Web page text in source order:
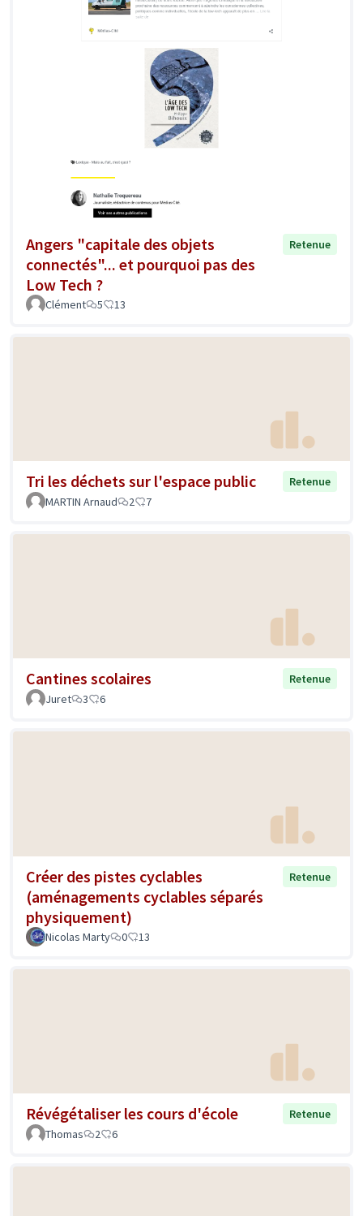
Angers "capitale des objets
connectés"... et pourquoi pas des
Low Tech ?
Retenue
Clément 5 13
Tri les déchets sur l'espace public
Retenue
MARTIN Arnaud
2 7
Cantines scolaires
Retenue
Juret
3 6
Créer des pistes cyclables
(aménagements cyclables séparés
physiquement)
Retenue
Nicolas Marty 0 13
Révégétaliser les cours d'école
Retenue
Thomas
2 6